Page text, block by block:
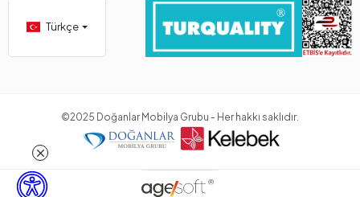
Türkçe
©2025 Doğanlar Mobilya Grubu - Her hakkı saklıdır.